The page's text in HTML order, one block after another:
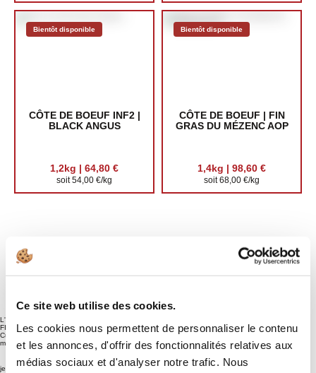
Ce site web utilise des cookies.
Les cookies nous permettent de personnaliser le contenu
et les annonces, d'offrir des fonctionnalités relatives aux
médias sociaux et d'analyser notre trafic. Nous
Bientôt disponible
CÔTE DE BOEUF INF2 |
BLACK ANGUS
1,2kg | 64,80 €
soit 54,00 €/kg
Bientôt disponible
CÔTE DE BOEUF | FIN
GRAS DU MÉZENC AOP
1,4kg | 98,60 €
soit 68,00 €/kg
L'avis des Gourmets
FILET DE BOEUF | BLACK ANGUS
Cuisine en filet de boeuf wellington, un régal !!! 210° au four pendant 25 minutes Délicieux
même froid le lendemain Merci
jeudi 26 décembre 2024